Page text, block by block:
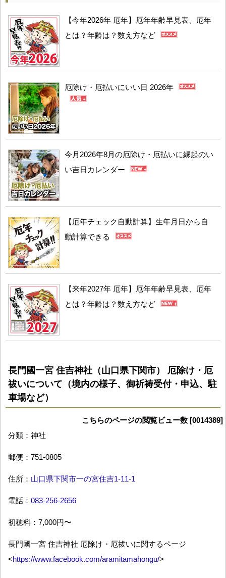
【今年2026年 厄年】厄年年齢早見表、厄年
とは？年齢は？数え方など
厄除け・厄払いにいい日 2026年
今月2026年8月の厄除け・厄払いに縁起のい
い吉日カレンダー
【厄年チェック自動計算】生年月日から自
動計算できる
【来年2027年 厄年】厄年年齢早見表、厄年
とは？年齢は？数え方など
長門國一宮 住吉神社（山口県下関市） 厄除け・厄
祓いについて（境内の様子、御祈祷受付・申込、駐
車場など）
こちらのページの閲覧ビュー数 [0014389]
分類：神社
郵便：751-0805
住所： 山口県下関市一の宮住吉1-11-1
電話： 083-256-2656
初穂料：7,000円〜
長門國一宮 住吉神社 厄除け・厄祓いに関するページ
<https://www.facebook.com/aramitamahongu/>